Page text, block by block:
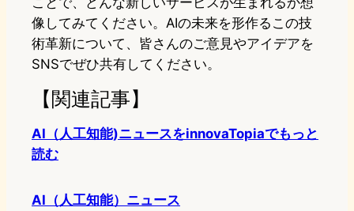
像してみてください。AIの未来を形作るこの技
術革新について、皆さんのご意見やアイデアを
SNSでぜひ共有してください。
【関連記事】
AI（人工知能)ニュースをinnovaTopiaでもっと
読む
AI（人工知能）ニュース